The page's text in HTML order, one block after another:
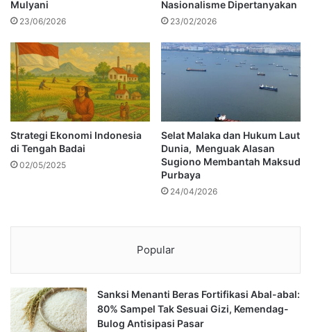
Mulyani
23/06/2026
Nasionalisme Dipertanyakan
23/02/2026
Strategi Ekonomi Indonesia
di Tengah Badai
02/05/2025
Selat Malaka dan Hukum Laut
Dunia, Menguak Alasan
Sugiono Membantah Maksud
Purbaya
24/04/2026
Popular
Sanksi Menanti Beras Fortifikasi Abal-abal:
80% Sampel Tak Sesuai Gizi, Kemendag-
Bulog Antisipasi Pasar